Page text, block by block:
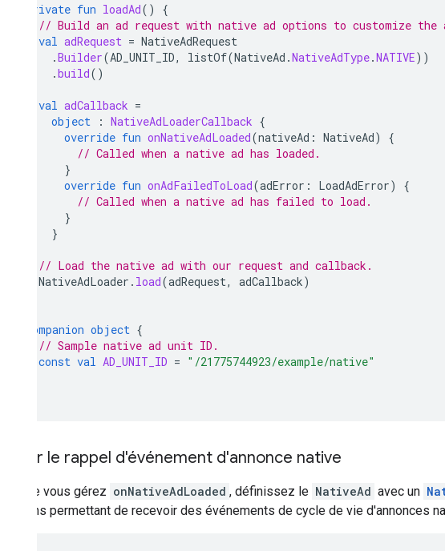
private fun loadAd()
{
// Build an ad request with native ad options to customize the
val adRequest = NativeAdRequest
.Builder(AD_UNIT_ID, listOf(NativeAd .NativeAdType.NATIVE))
.build()
val adCallback =
object
: NativeAdLoaderCallback {
override fun onNativeAdLoaded(nativeAd : NativeAd)
{
// Called when a native ad has loaded.
}
override fun onAdFailedToLoad(adError : LoadAdError)
{
// Called when a native ad has failed to load.
}
}
// Load the native ad with our request and callback.
NativeAdLoader . load(adRequest, adCallback)
companion object {
// Sample native ad unit ID.
const val AD_UNIT_ID = "/21775744923/example/native"
Définir le rappel d'événement d'annonce native
Lorsque vous gérez onNativeAdLoaded , définissez le NativeAd avec un
fonctions permettant de recevoir des événements de cycle de vie d'annonces